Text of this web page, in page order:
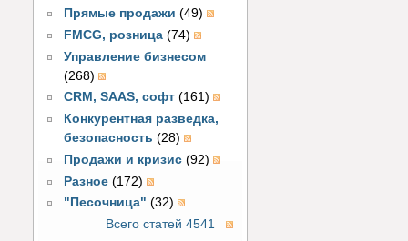
Прямые продажи (49)
FMCG, розница (74)
Управление бизнесом
(268)
CRM, SAAS, софт (161)
Конкурентная разведка,
безопасность (28)
Продажи и кризис (92)
Разное (172)
"Песочница" (32)
Всего статей 4541